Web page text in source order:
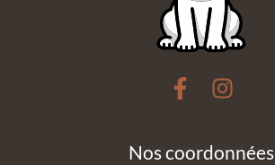
Nos coordonnées